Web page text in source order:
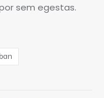
sem egestas.